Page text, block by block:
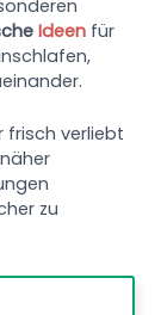
Ideen für
frisch verliebt
zu